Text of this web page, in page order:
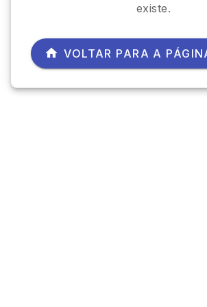
existe.
VOLTAR PARA A